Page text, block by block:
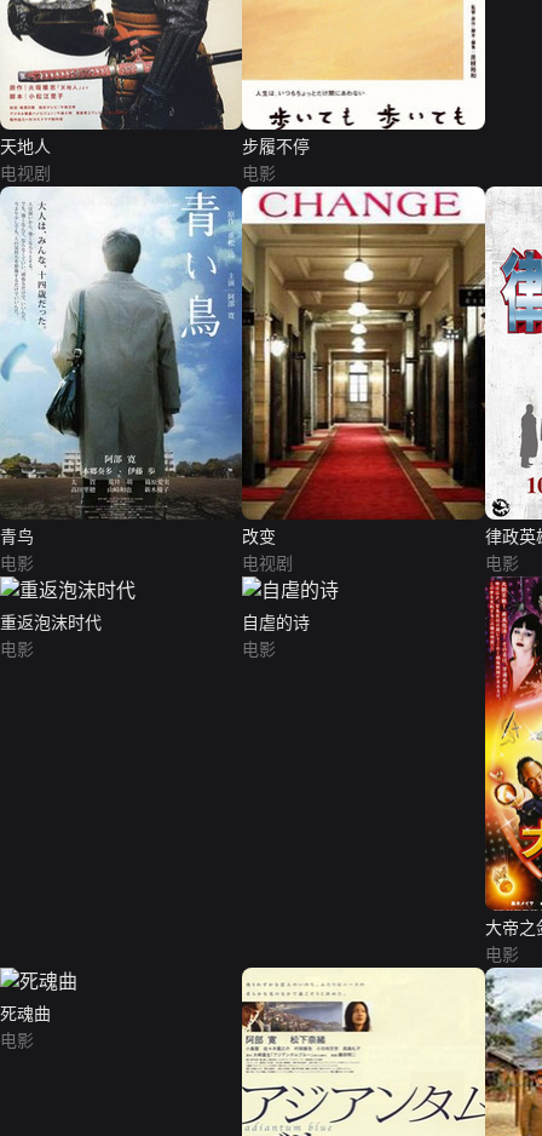
天地人
电视剧
步履不停
电影
青鸟
电影
改变
电视剧
律政英
电影
重返泡沫时代
电影
自虐的诗
电影
大帝之
电影
死魂曲
电影